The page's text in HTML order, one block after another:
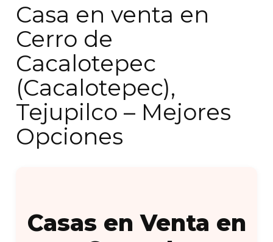
Casa en venta en
Cerro de
Cacalotepec
(Cacalotepec),
Tejupilco – Mejores
Opciones
Casas en Venta en